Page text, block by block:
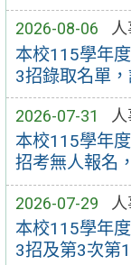
2026-08-06
本校115學年
3招錄取名單，
2026-07-31
本校115學年
招考無人報名
2026-07-29
本校115學年
3招及第3次第